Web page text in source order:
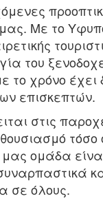
Με το
του
χρόνο έχει
επισκεπτών.
στις
τόσο
μας ομάδα
σε όλους.